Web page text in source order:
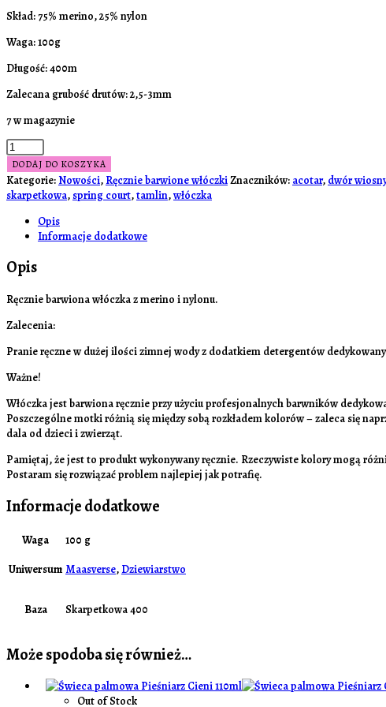
Skład: 75% merino, 25% nylon
Waga: 100g
Długość: 400m
Zalecana grubość drutów: 2,5-3mm
7 w magazynie
DODAJ DO KOSZYKA
Kategorie:Nowości, Ręcznie barwione włóczkiZnaczników: acotar, dwór wiosny
skarpetkowa, spring court,tamlin,włóczka
Opis
Informacje dodatkowe
Opis
Ręcznie barwiona włóczka z merino i nylonu.
Zalecenia:
Pranie ręczne w dużej ilości zimnej wody z dodatkiem detergentów
Ważne!
Włóczka jest barwiona ręcznie przy użyciu profesjonalnych barwników
Poszczególne motki różnią się między sobą rozkładem kolorów – zaleca się
dala od dzieci i zwierząt.
Pamiętaj, że jest to produkt wykonywany ręcznie. Rzeczywiste kolory mogą
Postaram się rozwiązać problem najlepiej jak potrafię.
Informacje dodatkowe
Waga
100 g
Uniwersum Maasverse, Dziewiarstwo
Baza Skarpetkowa 400
Może spodoba się również…
Out of Stock